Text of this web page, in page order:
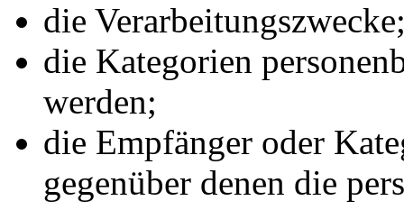
die
die Kategorien
werden;
die Empfänger oder
gegenüber denen die